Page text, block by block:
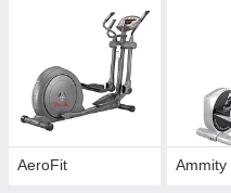
Различают три популярных
тренажеров:
механические,
магнитные,
электромагнитные.
Первый вид изделия
человека. Такие
AeroFit Ammity